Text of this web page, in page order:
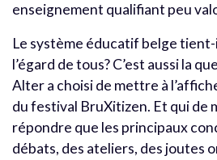
enseignement qualifiant peu
Le système éducatif belge tient-
l’égard de tous? C’est aussi la
Alter a choisi de mettre à
du festival BruXitizen. Et qui de
répondre que les principaux
débats, des ateliers, des joutes